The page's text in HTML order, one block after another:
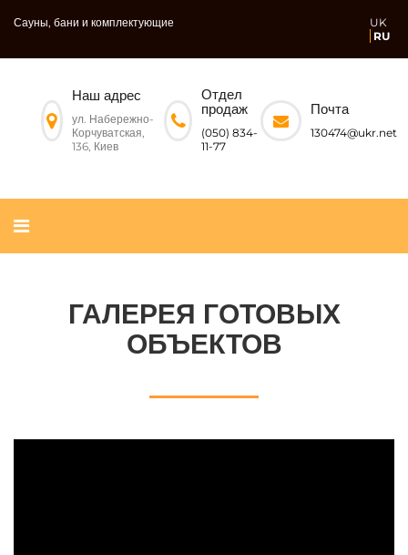
Сауны, бани и комплектующие
UK
RU
Наш адрес
ул. Набережно-
Корчуватская,
136, Киев
Отдел
продаж
(050) 834-
11-77
Почта
130474@ukr.net
ГАЛЕРЕЯ ГОТОВЫХ
ОБЪЕКТОВ